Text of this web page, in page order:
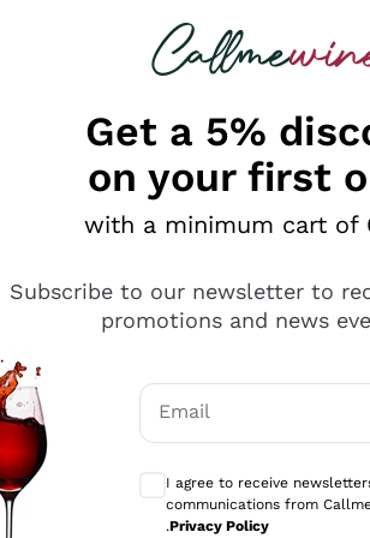
looking for
diversi e con un ampio
Get a 5%
on your first
with a minimum cart of
Subscribe to our newsletter to
promotions and news
Email
I agree to receive
communications from
.Privacy Policy